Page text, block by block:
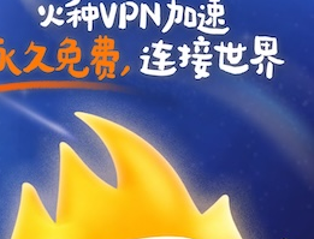
支持[0] 反对
支持